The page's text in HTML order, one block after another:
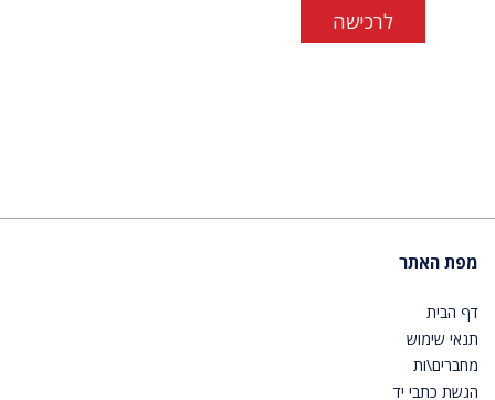
לרכישה
מפת האתר
דף הבית
תנאי שימוש
מחברים\ות
הגשת כתבי יד